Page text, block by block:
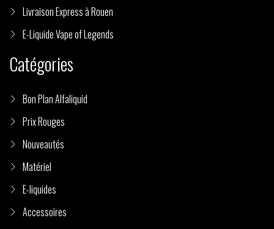
Livraison Express à Rouen
E-Liquide Vape of Legends
Catégories
Bon Plan Alfaliquid
Prix Rouges
Nouveautés
Matériel
E-liquides
Accessoires